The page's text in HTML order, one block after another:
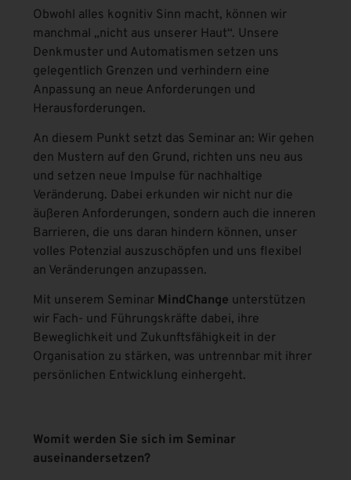
Obwohl alles kognitiv Sinn macht, können wir
manchmal „nicht aus unserer Haut“. Unsere
Denkmuster und Automatismen setzen uns
gelegentlich Grenzen und verhindern eine
Anpassung an neue Anforderungen und
Herausforderungen.
An diesem Punkt setzt das Seminar an: Wir gehen
den Mustern auf den Grund, richten uns neu aus
und setzen neue Impulse für nachhaltige
Veränderung. Dabei erkunden wir nicht nur die
äußeren Anforderungen, sondern auch die inneren
Barrieren, die uns daran hindern können, unser
volles Potenzial auszuschöpfen und uns flexibel
an Veränderungen anzupassen.
Mit unserem Seminar MindChange unterstützen
wir Fach- und Führungskräfte dabei, ihre
Beweglichkeit und Zukunftsfähigkeit in der
Organisation zu stärken, was untrennbar mit ihrer
persönlichen Entwicklung einhergeht.
Womit werden Sie sich im Seminar
auseinandersetzen?